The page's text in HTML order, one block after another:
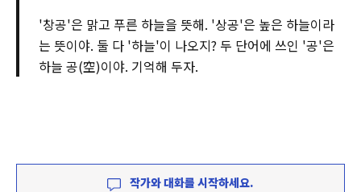
'창공'은 맑고 푸른 하늘을 뜻해. '상공'은 높은 하늘이라
는 뜻이야. 둘 다 '하늘'이 나오지? 두 단어에 쓰인 '공'은
하늘 공(空)이야. 기억해 두자.
작가와 대화를 시작하세요.